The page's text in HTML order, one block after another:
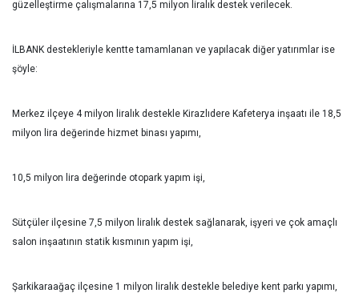
güzelleştirme çalışmalarına 17,5 milyon liralık destek verilecek.
İLBANK destekleriyle kentte tamamlanan ve yapılacak diğer yatırımlar ise
şöyle:
Merkez ilçeye 4 milyon liralık destekle Kirazlıdere Kafeterya inşaatı ile 18,5
milyon lira değerinde hizmet binası yapımı,
10,5 milyon lira değerinde otopark yapım işi,
Sütçüler ilçesine 7,5 milyon liralık destek sağlanarak, işyeri ve çok amaçlı
salon inşaatının statik kısmının yapım işi,
Şarkikaraağaç ilçesine 1 milyon liralık destekle belediye kent parkı yapımı,